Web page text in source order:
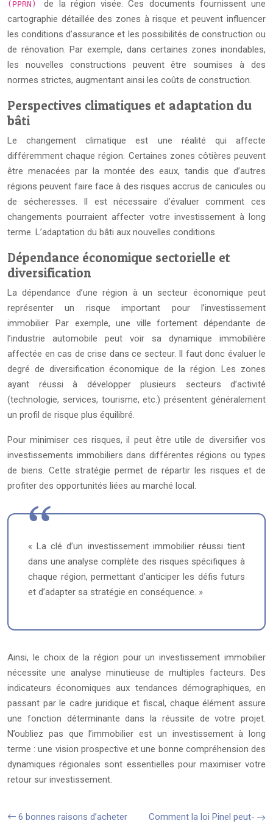
(PPRN)de la région visée. Ces documents fournissent une
cartographie détaillée des zones à risque et peuvent influencer
les conditions d’assurance et les possibilités de construction ou
de rénovation. Par exemple, dans certaines zones inondables,
les nouvelles constructions peuvent être soumises à des
normes strictes, augmentant ainsi les coûts de construction.
Perspectives climatiques et adaptation du
bâti
Le changement climatique est une réalité qui affecte
différemment chaque région. Certaines zones côtières peuvent
être menacées par la montée des eaux, tandis que d’autres
régions peuvent faire face à des risques accrus de canicules ou
de sécheresses. Il est nécessaire d’évaluer comment ces
changements pourraient affecter votre investissement à long
terme. L’adaptation du bâti aux nouvelles conditions
Dépendance économique sectorielle et
diversification
La dépendance d’une région à un secteur économique peut
représenter un risque important pour l’investissement
immobilier. Par exemple, une ville fortement dépendante de
l’industrie automobile peut voir sa dynamique immobilière
affectée en cas de crise dans ce secteur. Il faut donc évaluer le
degré de diversification économique de la région. Les zones
ayant réussi à développer plusieurs secteurs d’activité
(technologie, services, tourisme, etc.) présentent généralement
un profil de risque plus équilibré.
Pour minimiser ces risques, il peut être utile de diversifier vos
investissements immobiliers dans différentes régions ou types
de biens. Cette stratégie permet de répartir les risques et de
profiter des opportunités liées au marché local.
« La clé d’un investissement immobilier réussi tient
dans une analyse complète des risques spécifiques à
chaque région, permettant d’anticiper les défis futurs
et d’adapter sa stratégie en conséquence. »
Ainsi, le choix de la région pour un investissement immobilier
nécessite une analyse minutieuse de multiples facteurs. Des
indicateurs économiques aux tendances démographiques, en
passant par le cadre juridique et fiscal, chaque élément assure
une fonction déterminante dans la réussite de votre projet.
N’oubliez pas que l’immobilier est un investissement à long
terme : une vision prospective et une bonne compréhension des
dynamiques régionales sont essentielles pour maximiser votre
retour sur investissement.
6 bonnes raisons d’acheter
Comment la loi Pinel peut-